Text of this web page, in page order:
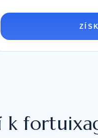
+
k